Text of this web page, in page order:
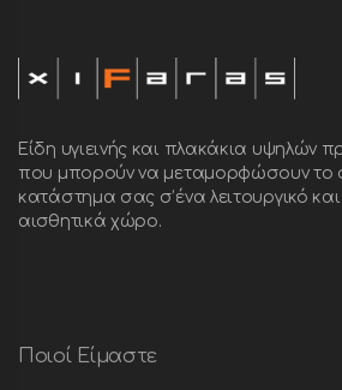
Είδη υγιεινής και πλακάκια υψηλών
που μπορούν να μεταμορφώσουν το
κατάστημα σας σ’ένα λειτουργικό
αισθητικά χώρο.
Ποιοί Είμαστε